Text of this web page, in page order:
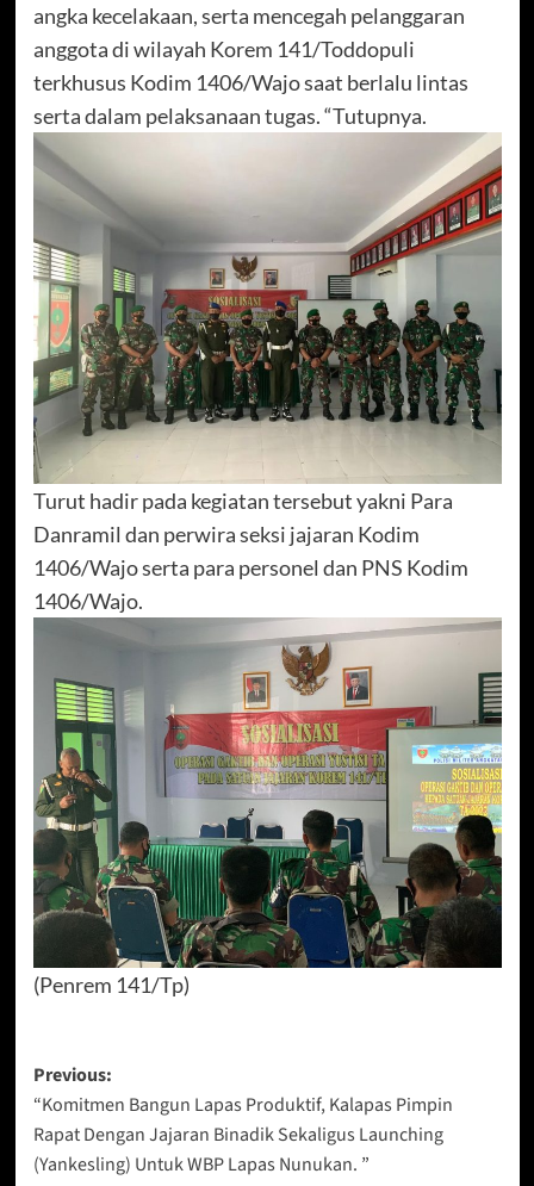
angka kecelakaan, serta mencegah pelanggaran
anggota di wilayah Korem 141/Toddopuli
terkhusus Kodim 1406/Wajo saat berlalu lintas
serta dalam pelaksanaan tugas. “Tutupnya.
Turut hadir pada kegiatan tersebut yakni Para
Danramil dan perwira seksi jajaran Kodim
1406/Wajo serta para personel dan PNS Kodim
1406/Wajo.
(Penrem 141/Tp)
Post
navigation
Previous:
“Komitmen Bangun Lapas Produktif, Kalapas Pimpin
Rapat Dengan Jajaran Binadik Sekaligus Launching
(Yankesling) Untuk WBP Lapas Nunukan. ”